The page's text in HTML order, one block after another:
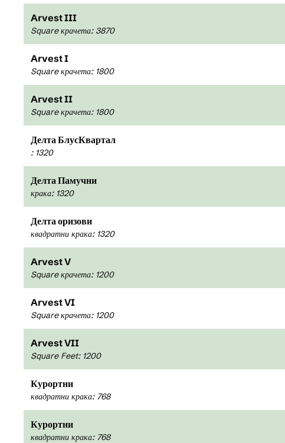
Arvest III
Square крачета: 3 870
Arvest I
Square крачета: 1 800
Arvest II
Square крачета: 1 800
Делта БлусКвартал
: 1 320
Делта Памучни
крака: 1 320
Делта оризови
квадратни крака: 1 320
Arvest V
Square крачета: 1 200
Arvest VI
Square крачета: 1 200
Arvest VII
Square Feet: 1 200
Курортни
квадратни крака: 768
Курортни
квадратни крака: 768